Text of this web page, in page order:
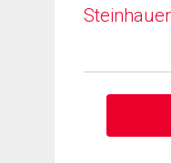
Steinhauer